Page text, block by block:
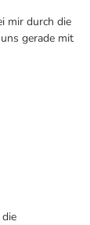
mir durch die
gerade mit